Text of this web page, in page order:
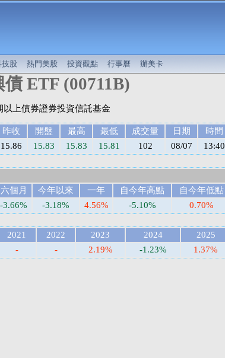
股 熱門美股 投資觀點 行事曆 辦美卡
ETF (00711B)
昨收 開盤 最高 最低 成交量 日期
時間
15.86 15.83 15.83 15.81 102 08/07 13:40
六個月 今年以來 一年 自今年高點
自今年低點
-3.66% -3.18% 4.56% -5.10% 0.70%
2021 2022 2023 2024
2025
- - 2.19% -1.23% 1.37%